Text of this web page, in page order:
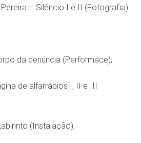
Pereira – Silêncio I e II (Fotografia)
da denúncia (Performace);
de alfarrábios I, II e III
(Instalação);